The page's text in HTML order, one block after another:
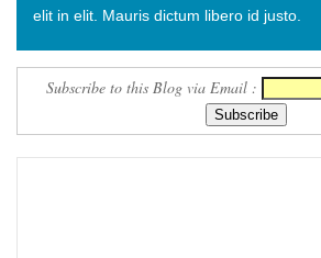
elit in elit. Mauris dictum libero id justo.
Subscribe to this Blog via Email :